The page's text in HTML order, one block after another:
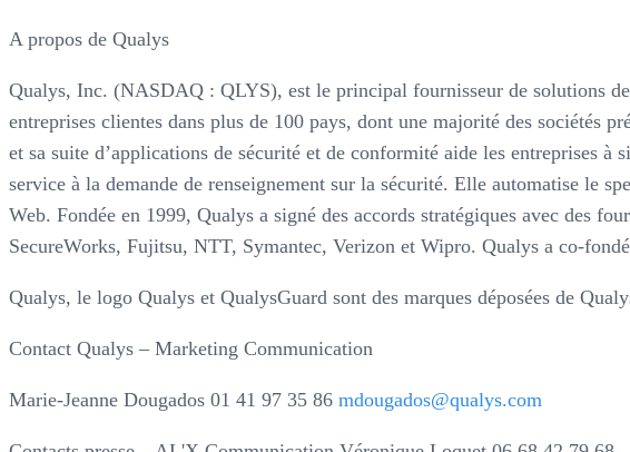
A propos de Qualys
Qualys, Inc. (NASDAQ : QLYS), est le principal fournisseur de solutions
entreprises clientes dans plus de 100 pays, dont une majorité des sociétés
et sa suite d’applications de sécurité et de conformité aide les entreprises
service à la demande de renseignement sur la sécurité. Elle automatise le
Web. Fondée en 1999, Qualys a signé des accords stratégiques avec des
SecureWorks, Fujitsu, NTT, Symantec, Verizon et Wipro. Qualys a co-
Qualys, le logo Qualys et QualysGuard sont des marques déposées de
Contact Qualys – Marketing Communication
Marie-Jeanne Dougados 01 41 97 35 86 mdougados@qualys.com